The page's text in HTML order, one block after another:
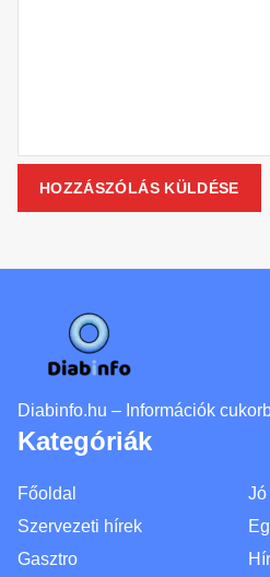
Diabinfo.hu – Információk
Kategóriák
Főoldal
Jó
Szervezeti hírek
Gasztro